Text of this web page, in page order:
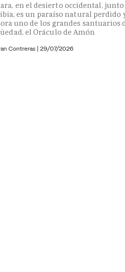
en el desierto occidental, junto
es un paraíso natural perdido
uno de los grandes santuarios
el Oráculo de Amón
Contreras | 29/07/2026